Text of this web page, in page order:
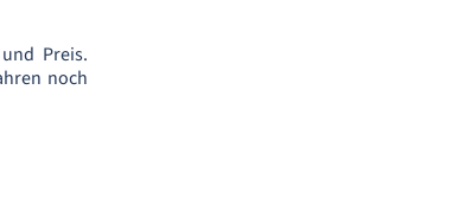
Preis.
noch